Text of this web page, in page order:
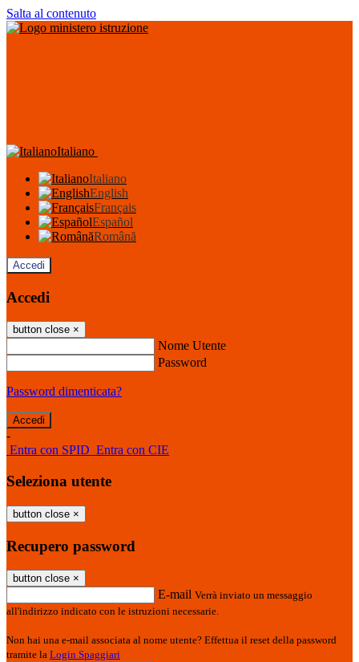
Salta al contenuto
Italiano
Italiano
English
Français
Español
Română
Accedi
Accedi
button close ×
Nome Utente
Password
Password dimenticata?
-
Entra con SPID Entra con CIE
Seleziona utente
button close ×
Recupero password
button close ×
E-mail Verrà inviato un messaggio
all'indirizzo indicato con le istruzioni necessarie.
Non hai una e-mail associata al nome utente? Effettua il reset della password
tramite la Login Spaggiari